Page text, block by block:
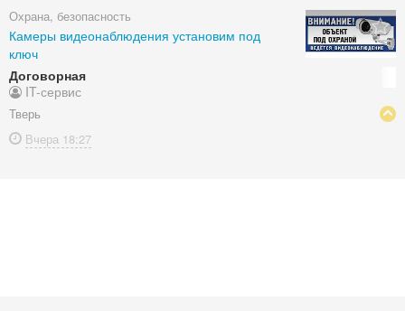
Охрана, безопасность
Камеры видеонаблюдения установим под
ключ
Договорная
IT-сервис
Тверь
Вчера 18:27